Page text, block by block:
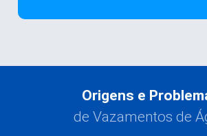
Origens e
de Vazamentos de